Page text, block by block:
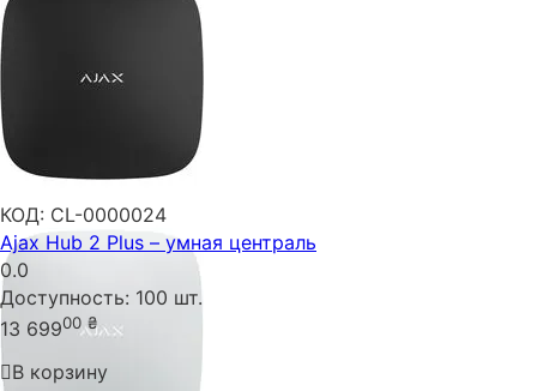
КОД: CL-0000024
Ajax Hub 2 Plus – умная централь
0.0
Доступность: 100 шт.
13 69900 ₴
В корзину